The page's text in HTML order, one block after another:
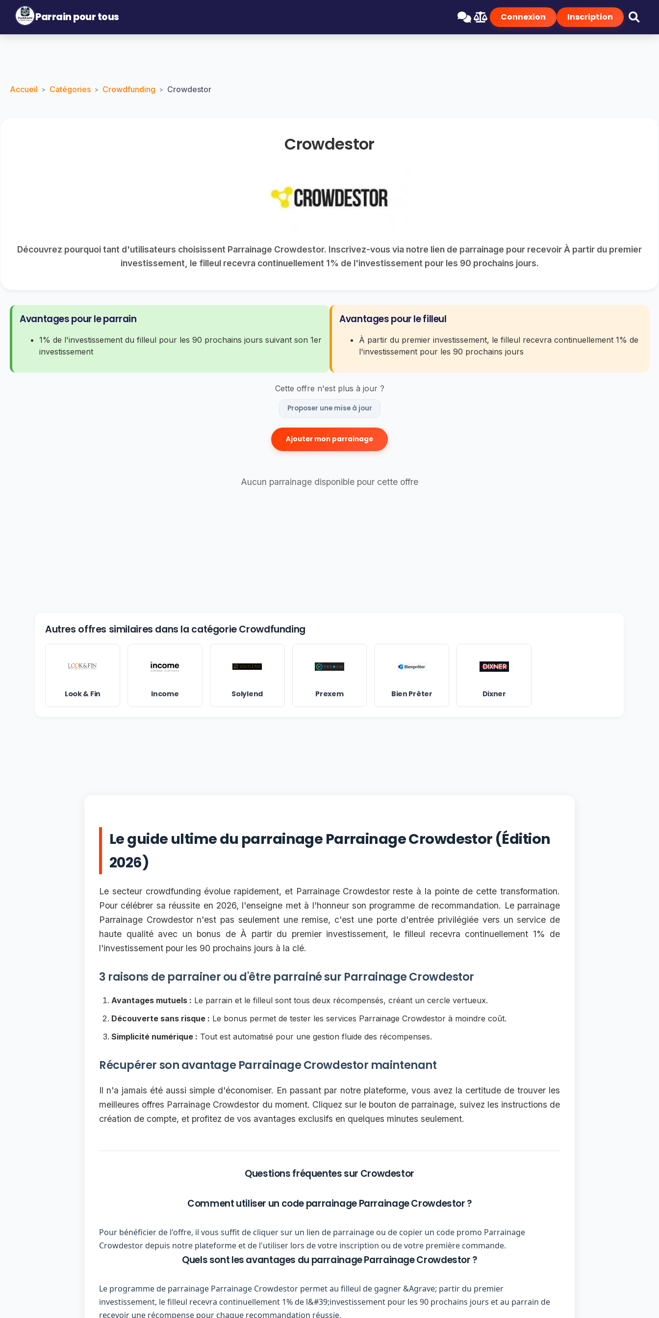
Parrain pour tous Connexion Inscription
Accueil > Catégories > Crowdfunding > Crowdestor
Crowdestor
Découvrez pourquoi tant d'utilisateurs choisissent Parrainage Crowdestor. Inscrivez-vous via notre lien de parrainage pour recevoir À partir du premier
investissement, le filleul recevra continuellement 1% de l'investissement pour les 90 prochains jours.
Avantages pour le parrain
1% de l'investissement du filleul pour les 90 prochains jours suivant son 1er
investissement
Avantages pour le filleul
À partir du premier investissement, le filleul recevra continuellement 1% de
l'investissement pour les 90 prochains jours
Cette offre n'est plus à jour ?
Proposer une mise à jour
Ajouter mon parrainage
Aucun parrainage disponible pour cette offre
Autres offres similaires dans la catégorie Crowdfunding
Look & Fin Income Solylend Prexem Bien Prêter Dixner
Le guide ultime du parrainage Parrainage Crowdestor (Édition
2026)
Le secteur crowdfunding évolue rapidement, et Parrainage Crowdestor reste à la pointe de cette transformation.
Pour célébrer sa réussite en 2026, l'enseigne met à l'honneur son programme de recommandation. Le parrainage
Parrainage Crowdestor n'est pas seulement une remise, c'est une porte d'entrée privilégiée vers un service de
haute qualité avec un bonus de À partir du premier investissement, le filleul recevra continuellement 1% de
l'investissement pour les 90 prochains jours à la clé.
3 raisons de parrainer ou d'être parrainé sur Parrainage Crowdestor
Avantages mutuels : Le parrain et le filleul sont tous deux récompensés, créant un cercle vertueux.
Découverte sans risque : Le bonus permet de tester les services Parrainage Crowdestor à moindre coût.
Simplicité numérique : Tout est automatisé pour une gestion fluide des récompenses.
Récupérer son avantage Parrainage Crowdestor maintenant
Il n'a jamais été aussi simple d'économiser. En passant par notre plateforme, vous avez la certitude de trouver les
meilleures offres Parrainage Crowdestor du moment. Cliquez sur le bouton de parrainage, suivez les instructions de
création de compte, et profitez de vos avantages exclusifs en quelques minutes seulement.
Questions fréquentes sur Crowdestor
Comment utiliser un code parrainage Parrainage Crowdestor ?
Pour bénéficier de l'offre, il vous suffit de cliquer sur un lien de parrainage ou de copier un code promo Parrainage
Crowdestor depuis notre plateforme et de l'utiliser lors de votre inscription ou de votre première commande.
Quels sont les avantages du parrainage Parrainage Crowdestor ?
Le programme de parrainage Parrainage Crowdestor permet au filleul de gagner &Agrave; partir du premier
investissement, le filleul recevra continuellement 1% de l&#39;investissement pour les 90 prochains jours et au parrain de
recevoir une récompense pour chaque recommandation réussie.